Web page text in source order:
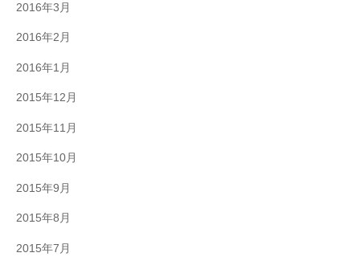
2016年3月
2016年2月
2016年1月
2015年12月
2015年11月
2015年10月
2015年9月
2015年8月
2015年7月